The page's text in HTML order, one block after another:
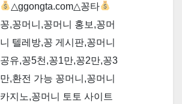
△ggongta.com△ 꽁타
꽁,꽁머니,꽁머니 홍보,꽁머
니 텔레방,꽁 게시판,꽁머니
공유,꽁5천,꽁1만,꽁2만,꽁3
만,환전 가능 꽁머니,꽁머니
카지노,꽁머니 토토 사이트